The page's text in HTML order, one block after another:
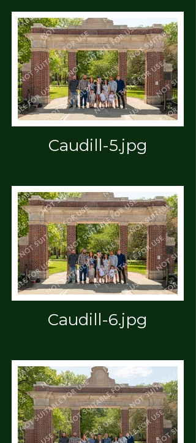
Caudill-5.jpg
Caudill-6.jpg